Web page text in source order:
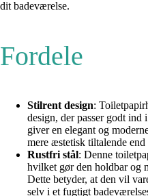
dit badeværelse.
Fordele
Stilrent design:
design, der passer godt
giver en elegant og
mere æstetisk tiltalende
Rustfri stål: Denne
hvilket gør den holdbar og
Dette betyder, at den vil
selv i et fugtigt